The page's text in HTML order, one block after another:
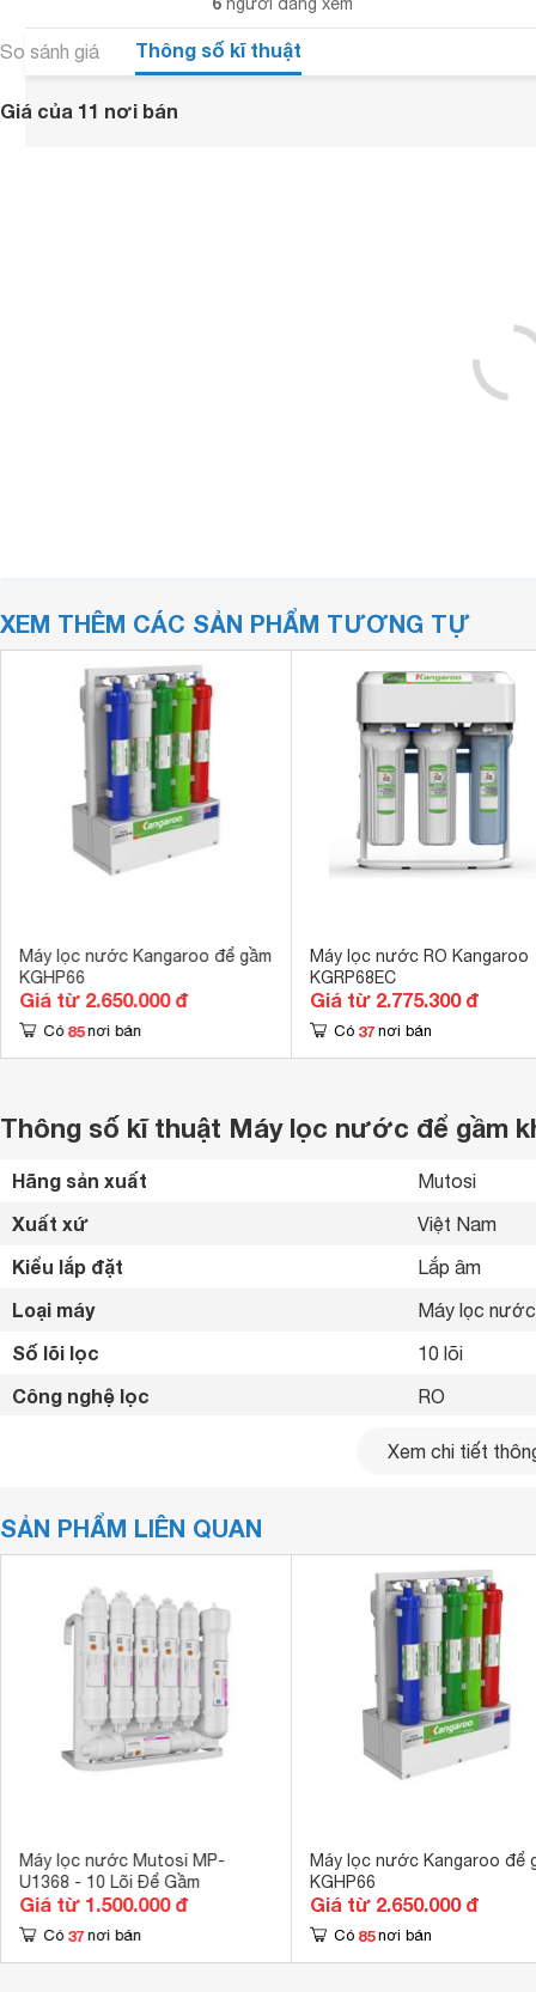
So sánh giá Thông số kĩ thuật
Giá của 11 nơi bán
XEM THÊM CÁC SẢN PHẨM TƯƠNG TỰ
Máy lọc nước Kangaroo để gầm
KGHP66
Giá từ 2.650.000 đ
Có 85 nơi bán
Máy lọc nước RO Kangaroo
KGRP68EC
Giá từ 2.775.300 đ
Có 37 nơi bán
Thông số kĩ thuật Máy lọc nước để gầm
Hãng sản xuất Mutosi
Xuất xứ Việt Nam
Kiểu lắp đặt Lắp âm
Loại máy Máy lọc
Số lõi lọc 10 lõi
Công nghệ lọc RO
6 lít
Lọc 6 - Thải
Công nghệ kháng khuẩn Lõi Nano
Hệ thống bơm Bơm hút 2
Kích thước 175 x 430 x
Khối lượng 11.5 kg
Xem chi tiết
SẢN PHẨM LIÊN QUAN
Máy lọc nước Mutosi MP-
U1368 - 10 Lõi Để Gầm
Giá từ 1.500.000 đ
Có 37 nơi bán
Máy lọc nước Kangaroo để
KGHP66
Giá từ 2.650.000 đ
Có 85 nơi bán